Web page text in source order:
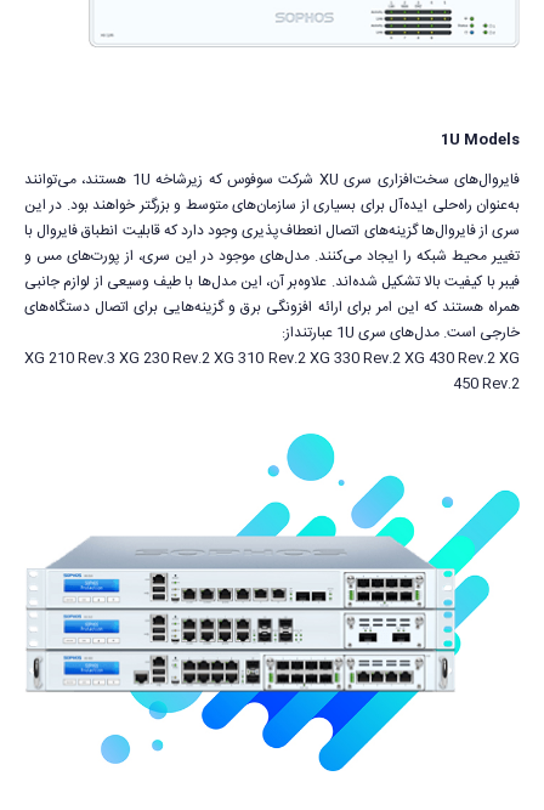
1U Models
فایروال‌های سخت‌افزاری سری XU شرکت سوفوس که زیرشاخه 1U هستند، می‌توانند
به‌عنوان راه‌حلی ایده‌آل برای بسیاری از سازمان‌های متوسط و بزرگتر خواهند بود. در این
سری از فایروال‌ها گزینه‌های اتصال انعطاف‌پذیری وجود دارد که قابلیت انطباق فایروال با
تغییر محیط شبکه را ایجاد می‌کنند. مدل‌های موجود در این سری، از پورت‌های مس و
فیبر با کیفیت بالا تشکیل شده‌اند. علاوه‌بر آن، این مدل‌ها با طیف وسیعی از لوازم جانبی
همراه هستند که این امر برای ارائه افزونگی برق و گزینه‌هایی برای اتصال دستگاه‌های
خارجی است. مدل‌های سری 1U عبارتنداز:
XG 210 Rev.3 XG 230 Rev.2 XG 310 Rev.2 XG 330 Rev.2 XG 430 Rev.2 XG
450 Rev.2